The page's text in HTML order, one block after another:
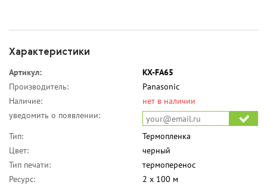
Характеристики
Артикул:
KX-FA65
Производитель:
Panasonic
Наличие:
нет в наличии
уведомить о появлении:
Тип:
Термопленка
Цвет:
черный
Тип печати:
термоперенос
Ресурс:
2 х 100 м